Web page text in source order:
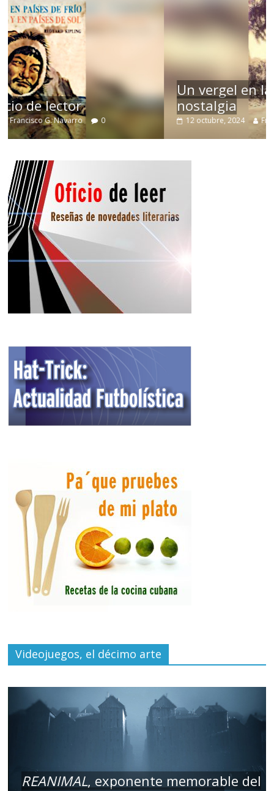
Un vergel en las nieblas de la
nostalgia
12 octubre, 2024 Francisco G. Navarro 0
Videojuegos, el décimo arte
REANIMAL, exponente memorable del